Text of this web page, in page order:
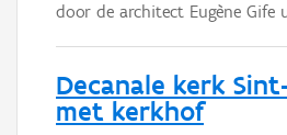
door de architect Eugène Gife
Decanale kerk
met kerkhof